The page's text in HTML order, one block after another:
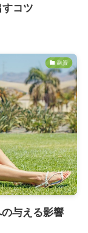
コツ
融資
与える影響